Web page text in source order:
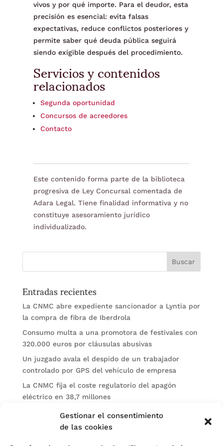
Gestionar el consentimiento
de las cookies
vivos y por qué importe. Para el deudor, esta
precisión es esencial: evita falsas
expectativas, reduce conflictos posteriores y
permite saber qué deuda pública seguirá
siendo exigible después del procedimiento.
Servicios y contenidos
relacionados
Segunda oportunidad
Concursos de acreedores
Contacto
Este contenido forma parte de la biblioteca
progresiva de Ley Concursal comentada de
Adara Legal. Tiene finalidad informativa y no
constituye asesoramiento jurídico
individualizado.
Entradas recientes
La CNMC abre expediente sancionador a Lyntia por
la compra de fibra de Iberdrola
Consumo multa a una promotora de festivales con
320.000 euros por cláusulas abusivas
Un juzgado avala el despido de un trabajador
controlado por GPS del vehículo de empresa
La CNMC fija el coste regulatorio del apagón
eléctrico en 38,7 millones
El BOE publica sanciones de la CNMV a Soltec y